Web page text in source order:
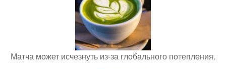
Матча может исчезнуть из-за глобального потепления.